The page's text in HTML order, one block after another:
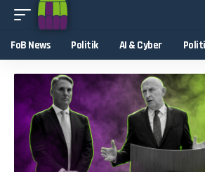
FoB News Politik AI & Cyber